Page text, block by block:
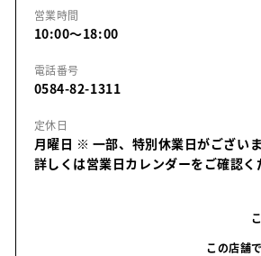
営業時間
10:00～18:00
電話番号
0584-82-1311
定休日
月曜日 ※ 一部、特別休業日がございま
詳しくは営業日カレンダーをご確認く
この店舗